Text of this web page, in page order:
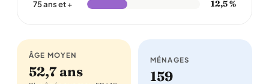
75 ans et + 12,5 %
ÂGE MOYEN
52,7 ans
MÉNAGES
159